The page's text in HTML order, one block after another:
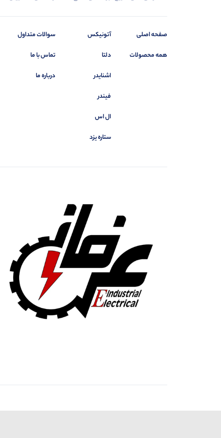
صفحه اصلی
همه محصولات
آتونیکس
دلتا
اشنایدر
فیندر
ال اس
ستاره یزد
سوالات متداول
تماس با ما
درباره ما